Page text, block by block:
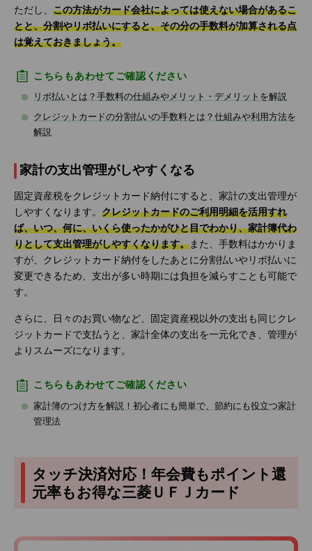
ただし、 この方法がカード会社によっては使えない場合があるこ
とと、分割やリボ払いにすると、その分の手数料が加算される点
は覚えておきましょう。
こちらもあわせてご確認ください
リボ払いとは？手数料の仕組みやメリット・デメリットを解説
クレジットカードの分割払いの手数料とは？仕組みや利用方法を
解説
家計の支出管理がしやすくなる
固定資産税をクレジットカード納付にすると、家計の支出管理が
しやすくなります。 クレジットカードのご利用明細を活用すれ
ば、いつ、何に、いくら使ったかがひと目でわかり、家計簿代わ
りとして支出管理がしやすくなります。また、手数料はかかりま
すが、クレジットカード納付をしたあとに分割払いやリボ払いに
変更できるため、支出が多い時期には負担を減らすことも可能で
す。
さらに、日々のお買い物など、固定資産税以外の支出も同じクレ
ジットカードで支払うと、家計全体の支出を一元化でき、管理が
よりスムーズになります。
こちらもあわせてご確認ください
家計簿のつけ方を解説！初心者にも簡単で、節約にも役立つ家計
管理法
タッチ決済対応！年会費もポイント還
元率もお得な三菱ＵＦＪカード